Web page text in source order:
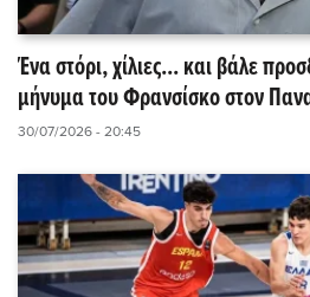
Ένα στόρι, χίλιες... και βάλε
μήνυμα του Φρανσίσκο στον
30/07/2026 - 20:45